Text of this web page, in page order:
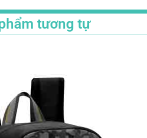
tương tự